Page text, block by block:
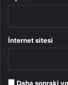
İnternet sitesi
Daha sonraki